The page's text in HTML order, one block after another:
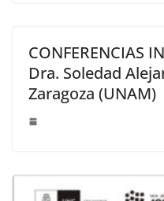
CONFERENCIAS
Dra. Soledad
Zaragoza (UNAM)